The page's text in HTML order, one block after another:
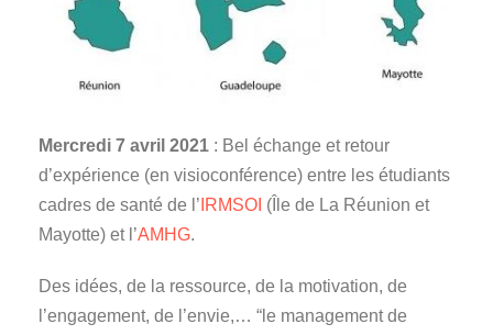
Mercredi 7 avril 2021 : Bel échange et retour
d’expérience (en visioconférence) entre les étudiants
cadres de santé de l’ IRMSOI (Île de La Réunion et
Mayotte) et l’AMHG.
Des idées, de la ressource, de la motivation, de
l’engagement, de l’envie,… “le management de